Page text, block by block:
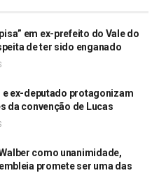
em ex-prefeito do Vale do
de ter sido enganado
e ex-deputado protagonizam
da convenção de Lucas
como unanimidade,
promete ser uma das